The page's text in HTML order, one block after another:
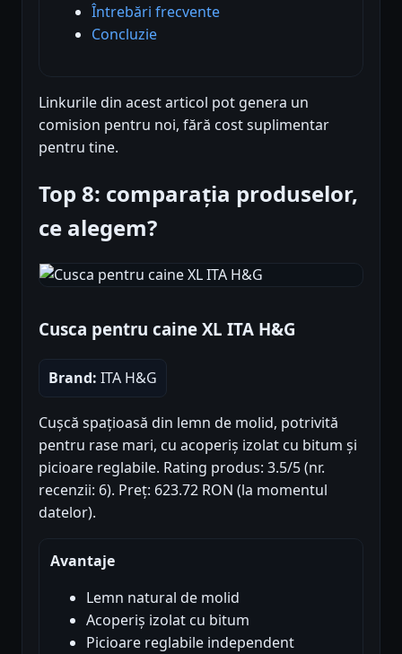
Întrebări frecvente
Concluzie
Linkurile din acest articol pot genera un
comision pentru noi, fără cost suplimentar
pentru tine.
Top 8: comparația produselor,
ce alegem?
Cusca pentru caine XL ITA H&G
Brand: ITA H&G
Cușcă spațioasă din lemn de molid, potrivită
pentru rase mari, cu acoperiș izolat cu bitum și
picioare reglabile. Rating produs: 3.5/5 (nr.
recenzii: 6). Preț: 623.72 RON (la momentul
datelor).
Avantaje
Lemn natural de molid
Acoperiș izolat cu bitum
Picioare reglabile independent